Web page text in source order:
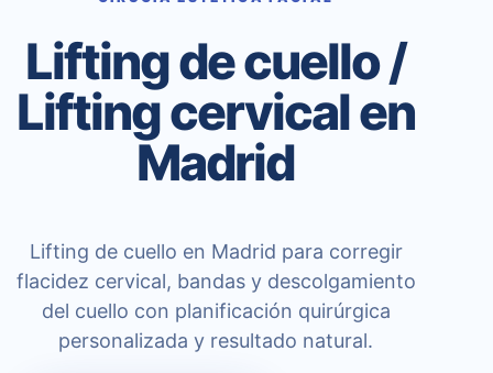
Lifting de cuello /
Lifting cervical en
Madrid
Lifting de cuello en Madrid para corregir
flacidez cervical, bandas y descolgamiento
del cuello con planificación quirúrgica
personalizada y resultado natural.